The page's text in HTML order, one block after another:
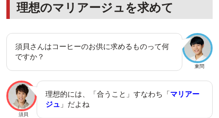
理想のマリアージュを求めて
東問
須貝さんはコーヒーのお供に求めるものって何
ですか？
須貝
理想的には、「合うこと」すなわち「マリアー
ジュ 」だよね